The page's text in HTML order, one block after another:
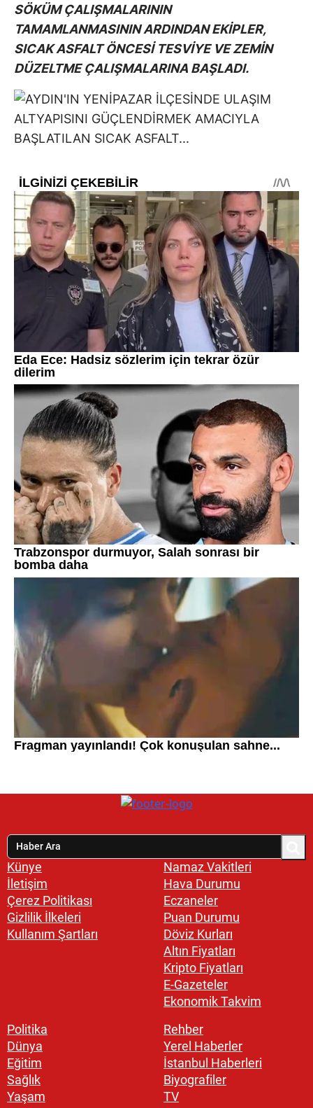
SÖKÜM ÇALIŞMALARININ
TAMAMLANMASININ ARDINDAN EKİPLER,
SICAK ASFALT ÖNCESİ TESVİYE VE ZEMİN
DÜZELTME ÇALIŞMALARINA BAŞLADI.
Künye
İletişim
Çerez Politikası
Gizlilik İlkeleri
Kullanım Şartları
Namaz Vakitleri
Hava Durumu
Eczaneler
Puan Durumu
Döviz Kurları
Altın Fiyatları
Kripto Fiyatları
E-Gazeteler
Ekonomik Takvim
Politika
Dünya
Eğitim
Sağlık
Yaşam
Rehber
Yerel Haberler
İstanbul Haberleri
Biyografiler
TV